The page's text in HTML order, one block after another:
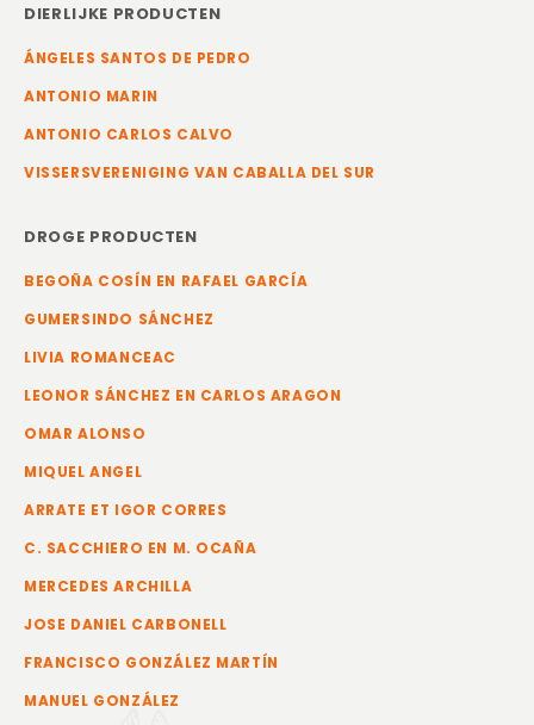
DIERLIJKE PRODUCTEN
ÁNGELES SANTOS DE PEDRO
ANTONIO MARIN
ANTONIO CARLOS CALVO
VISSERSVERENIGING VAN CABALLA DEL SUR
DROGE PRODUCTEN
BEGOÑA COSÍN EN RAFAEL GARCÍA
GUMERSINDO SÁNCHEZ
LIVIA ROMANCEAC
LEONOR SÁNCHEZ EN CARLOS ARAGON
OMAR ALONSO
MIQUEL ANGEL
ARRATE ET IGOR CORRES
C. SACCHIERO EN M. OCAÑA
MERCEDES ARCHILLA
JOSE DANIEL CARBONELL
FRANCISCO GONZÁLEZ MARTÍN
MANUEL GONZÁLEZ